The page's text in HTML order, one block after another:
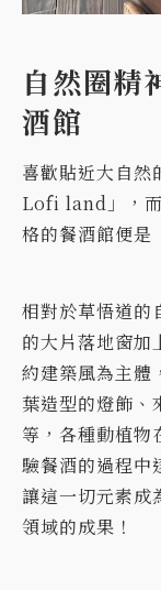
自然圈精
酒館
喜歡貼近大自然
Lofi land」，而
格的餐酒館便
相對於草悟道
的大片落地窗加
約建築風為主體
葉造型的燈飾、
等，各種動植物
驗餐酒的過程中
讓這一切元素
領域的成果！